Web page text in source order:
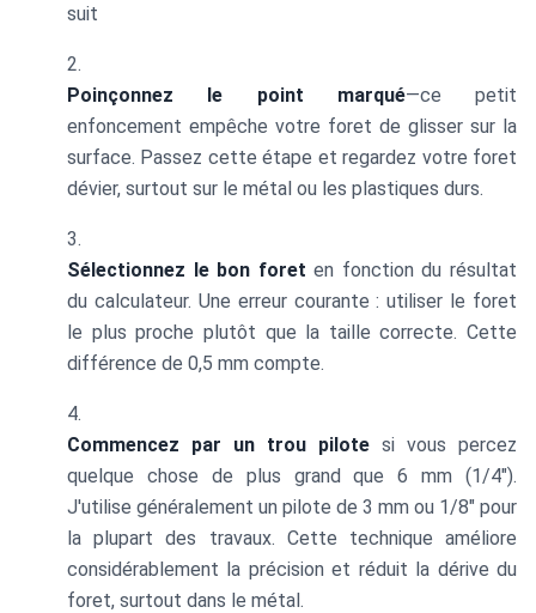
suit
Poinçonnez le point marqué—ce petit
enfoncement empêche votre foret de glisser sur la
surface. Passez cette étape et regardez votre foret
dévier, surtout sur le métal ou les plastiques durs.
Sélectionnez le bon foret en fonction du résultat
du calculateur. Une erreur courante : utiliser le foret
le plus proche plutôt que la taille correcte. Cette
différence de 0,5 mm compte.
Commencez par un trou pilote si vous percez
quelque chose de plus grand que 6 mm (1/4").
J'utilise généralement un pilote de 3 mm ou 1/8" pour
la plupart des travaux. Cette technique améliore
considérablement la précision et réduit la dérive du
foret, surtout dans le métal.